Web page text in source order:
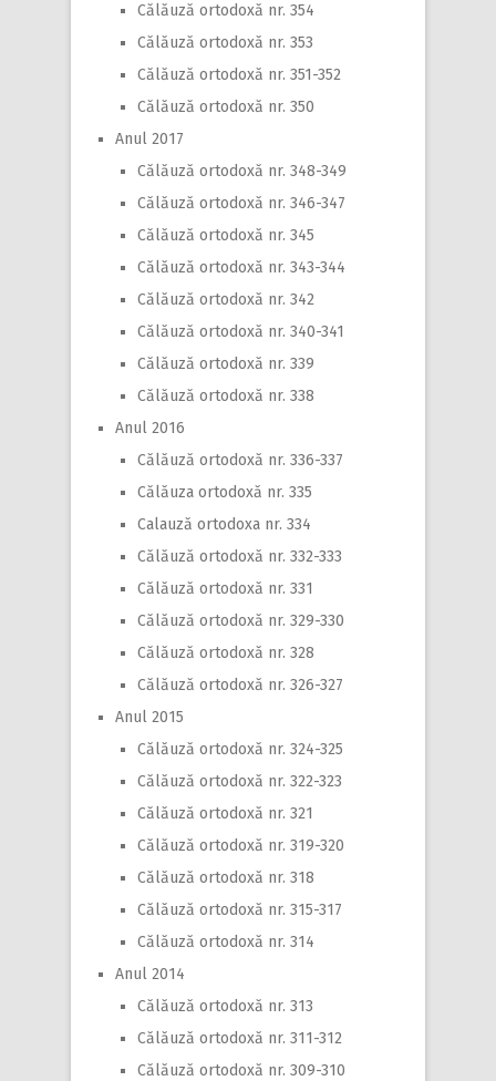
Călăuză ortodoxă nr. 354
Călăuză ortodoxă nr. 353
Călăuză ortodoxă nr. 351-352
Călăuză ortodoxă nr. 350
Anul 2017
Călăuză ortodoxă nr. 348-349
Călăuză ortodoxă nr. 346-347
Călăuză ortodoxă nr. 345
Călăuză ortodoxă nr. 343-344
Călăuză ortodoxă nr. 342
Călăuză ortodoxă nr. 340-341
Călăuză ortodoxă nr. 339
Călăuză ortodoxă nr. 338
Anul 2016
Călăuză ortodoxă nr. 336-337
Călăuza ortodoxă nr. 335
Calauză ortodoxa nr. 334
Călăuză ortodoxă nr. 332-333
Călăuză ortodoxă nr. 331
Călăuză ortodoxă nr. 329-330
Călăuză ortodoxă nr. 328
Călăuză ortodoxă nr. 326-327
Anul 2015
Călăuză ortodoxă nr. 324-325
Călăuză ortodoxă nr. 322-323
Călăuză ortodoxă nr. 321
Călăuză ortodoxă nr. 319-320
Călăuză ortodoxă nr. 318
Călăuză ortodoxă nr. 315-317
Călăuză ortodoxă nr. 314
Anul 2014
Călăuză ortodoxă nr. 313
Călăuză ortodoxă nr. 311-312
Călăuză ortodoxă nr. 309-310